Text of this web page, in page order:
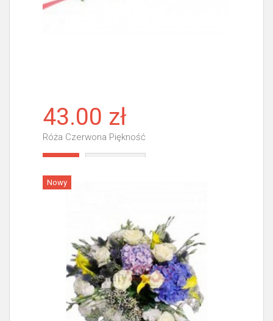
43.00 zł
Róża Czerwona Piękność
Nowy